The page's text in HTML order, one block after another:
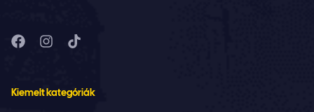
Kiemelt kategóriák